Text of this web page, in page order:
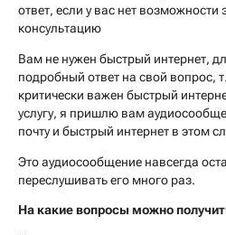
ответ, если у вас нет возможности
консультацию
Вам не нужен быстрый интернет,
подробный ответ на свой вопрос,
критически важен быстрый
услугу, я пришлю вам
почту и быстрый интернет в этом
Это аудиосообщение навсегда
переслушивать его много раз.
На какие вопросы можно